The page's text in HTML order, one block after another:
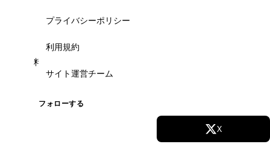
プライバシーポリシー
利用規約
サイト運営チーム
フォローする
X
点を残さず予約できます。
料金が分かりにくくて怖い...
になって追加料金やチップを請求される心配があり
ません。コース選択時に総額を確認してから予約で